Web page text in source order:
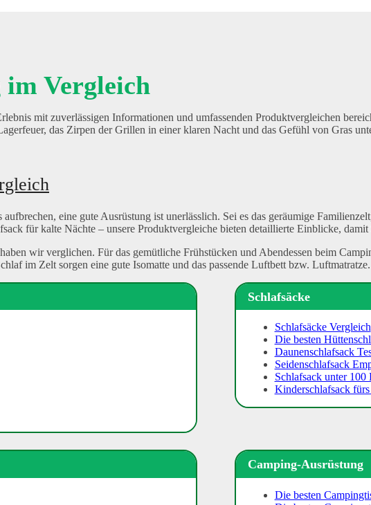
Vergleich
mit zuverlässigen Informationen und umfassenden Produktvergleichen
das Zirpen der Grillen in einer klaren Nacht und das Gefühl von Gras
eine gute Ausrüstung ist unerlässlich. Sei es das geräumige
für kalte Nächte – unsere Produktvergleiche bieten detaillierte Einblicke,
wir verglichen. Für das gemütliche Frühstücken und Abendessen beim
im Zelt sorgen eine gute Isomatte und das passende Luftbett bzw. Luftmatratze.
Schlafsäcke
Schlafsäcke Vergleich
Die besten
Daunenschlafsack
Seidenschlafsack
Schlafsack unter 100
Kinderschlafsack
Camping-Ausrüstung
Die besten